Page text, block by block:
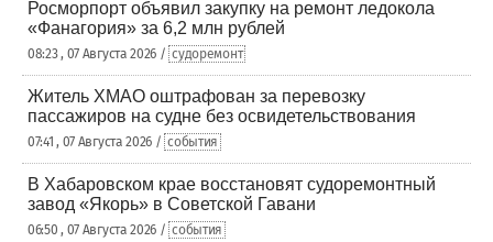
Росморпорт объявил закупку на ремонт ледокола
«Фанагория» за 6,2 млн рублей
08:23 , 07 Августа 2026 / судоремонт
Житель ХМАО оштрафован за перевозку
пассажиров на судне без освидетельствования
07:41 , 07 Августа 2026 / события
В Хабаровском крае восстановят судоремонтный
завод «Якорь» в Советской Гавани
06:50 , 07 Августа 2026 / события